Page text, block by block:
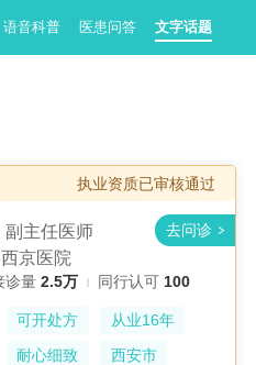
语音科普 医患问答 文字话题
执业资质已审核通过
副主任医师
京医院
诊量2.5万 同行认可 100
可开处方
从业16年
耐心细致 西安市